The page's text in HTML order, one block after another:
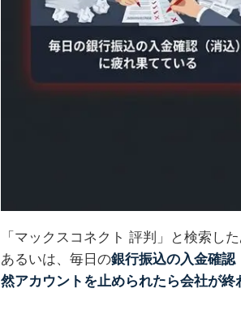
「マックスコネクト 評判」と検索し
あるいは、毎日の銀行振込の入金確認
然アカウントを止められたら会社が終